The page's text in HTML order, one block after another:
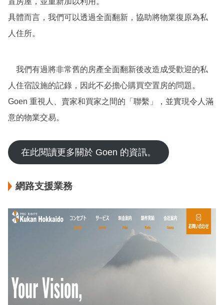
具體而言，我們可以透過全面翻新，協助將物業復原為私
人住所。
我們有過將非常舊的房產全面翻新後改造成受歡迎的私
人住宿設施的記錄，因此不必擔心購買空置房的問題。
Goen 重視人、賣家和買家之間的「聯繫」，並實現令人滿
意的物業交易。
在此閱讀更多關於 Goen 的資訊。
網路支援業務